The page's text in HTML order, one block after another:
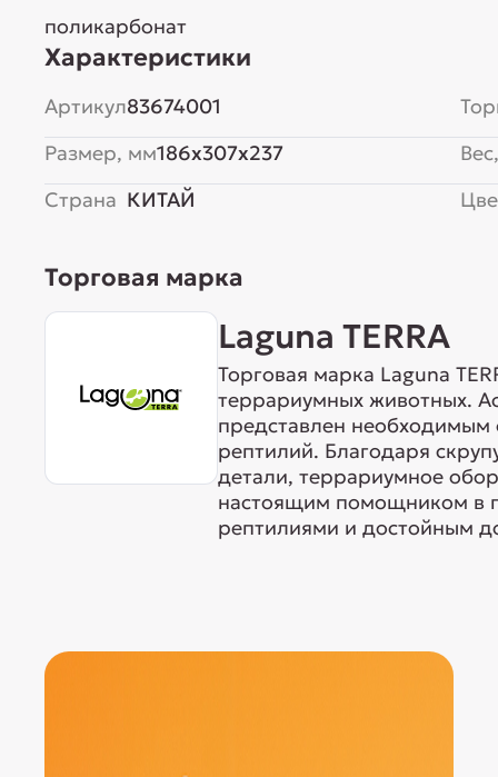
поликарбонат
Характеристики
Артикул83674001
Размер, мм186x307x237
Страна КИТАЙ
Торговая марка
Laguna TERRA
Торговая марка Laguna
террариумных животных.
представлен
рептилий. Благодаря
детали, террариумное
настоящим помощником в
рептилиями и достойным